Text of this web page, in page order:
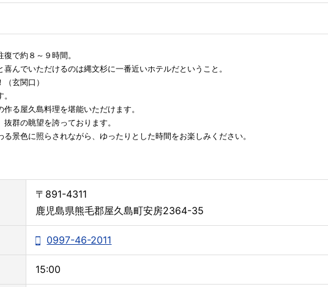
で約８～９時間。
んでいただけるのは縄文杉に一番近いホテルだということ。
玄関口）
る屋久島料理を堪能いただけます。
群の眺望を誇っております。
景色に照らされながら、ゆったりとした時間をお楽しみください。
〒891-4311
鹿児島県熊毛郡屋久島町安房2364-35
0997-46-2011
15:00